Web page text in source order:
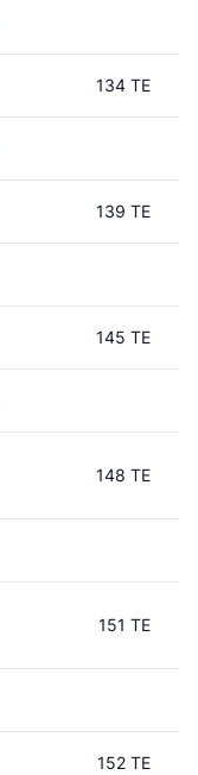
134 TE
139 TE
145 TE
148 TE
151 TE
152 TE